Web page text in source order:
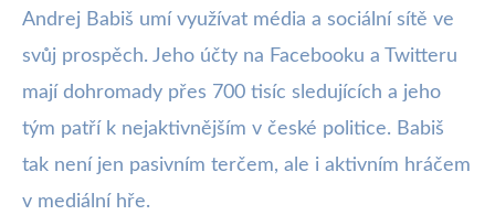
Andrej Babiš umí využívat média a sociální sítě ve
svůj prospěch. Jeho účty na Facebooku a Twitteru
mají dohromady přes 700 tisíc sledujících a jeho
tým patří k nejaktivnějším v české politice. Babiš
tak není jen pasivním terčem, ale i aktivním hráčem
v mediální hře.